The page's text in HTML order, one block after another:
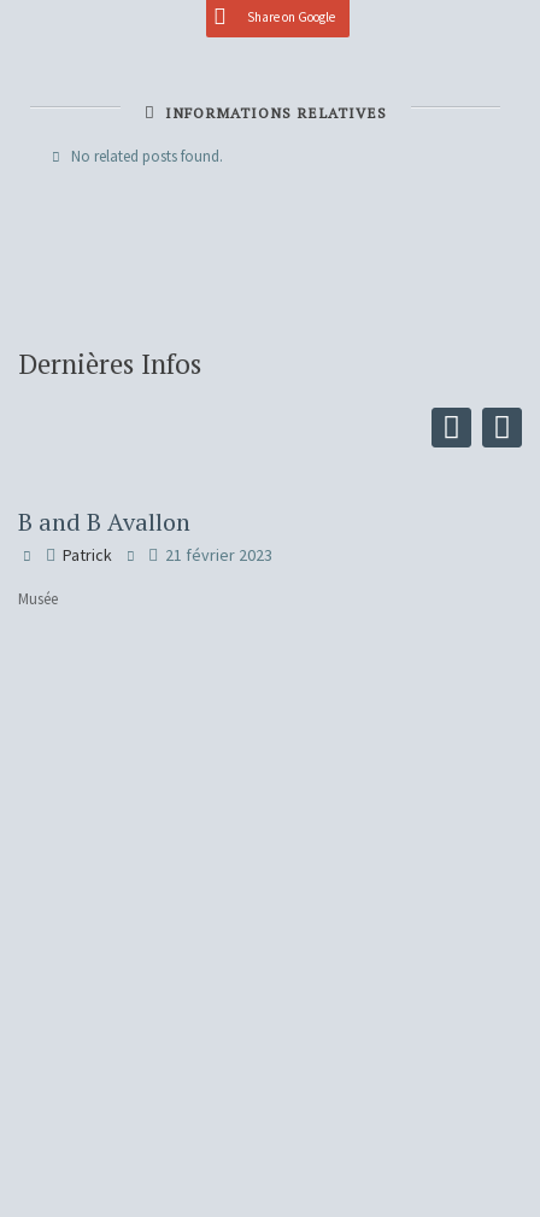
Share on Google
INFORMATIONS RELATIVES
No related posts found.
Dernières Infos
B and B Avallon
Patrick 21 février 2023
Musée